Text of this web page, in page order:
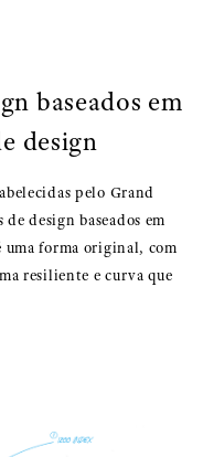
baseados em
design
pelo Grand
design baseados em
forma original, com
resiliente e curva que